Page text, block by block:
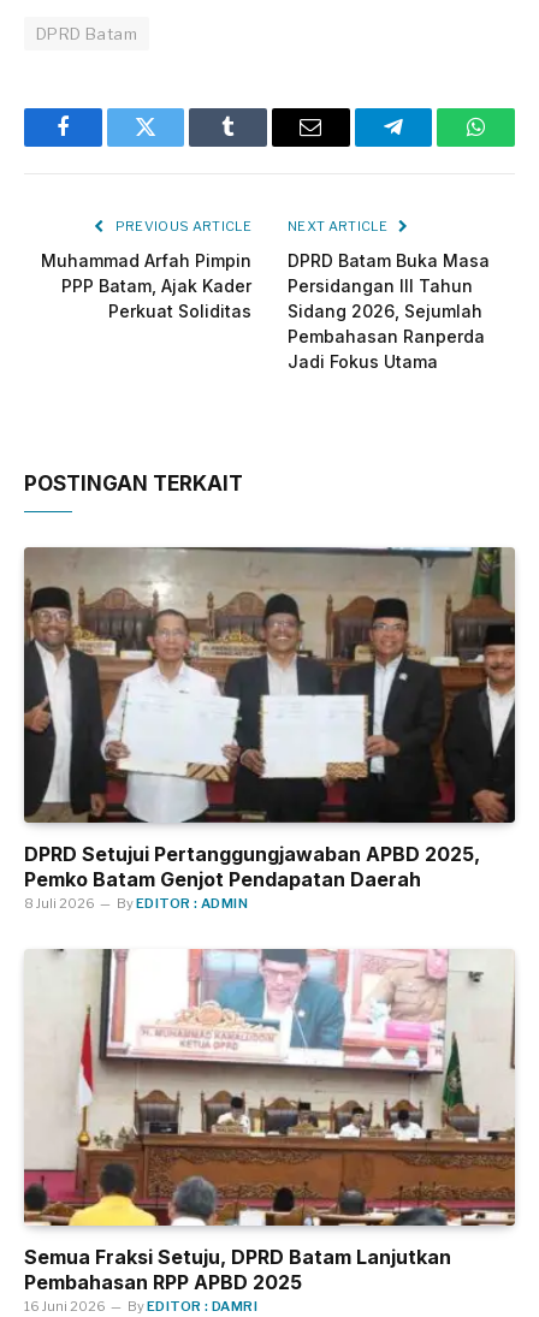
DPRD Batam
FacebookTwitter Tumblr Email Telegram
PREVIOUS ARTICLE
Muhammad Arfah Pimpin
PPP Batam, Ajak Kader
Perkuat Soliditas
NEXT ARTICLE
DPRD Batam Buka Masa
Persidangan III Tahun
Sidang 2026, Sejumlah
Pembahasan Ranperda
Jadi Fokus Utama
POSTINGAN TERKAIT
DPRD Setujui Pertanggungjawaban APBD 2025,
Pemko Batam Genjot Pendapatan Daerah
8 Juli 2026 ByEDITOR : ADMIN
Semua Fraksi Setuju, DPRD Batam Lanjutkan
Pembahasan RPP APBD 2025
16 Juni 2026 ByEDITOR : DAMRI